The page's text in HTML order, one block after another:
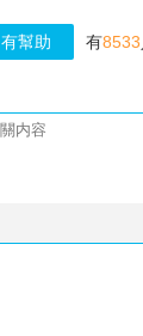
有幫助 有8533